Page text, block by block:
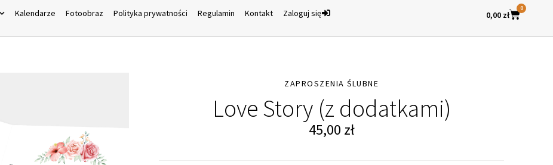
Kalendarze Fotoobraz Polityka prywatności Regulamin Kontakt Zaloguj się 0,00 zł
0
ZAPROSZENIA ŚLUBNE
Love Story (z dodatkami)
45,00 zł